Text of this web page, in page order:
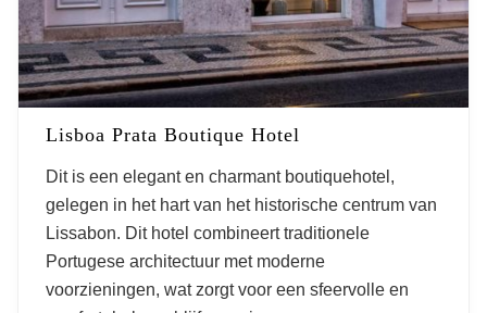
Lisboa Prata Boutique Hotel
Dit is een elegant en charmant boutiquehotel,
gelegen in het hart van het historische centrum van
Lissabon. Dit hotel combineert traditionele
Portugese architectuur met moderne
voorzieningen, wat zorgt voor een sfeervolle en